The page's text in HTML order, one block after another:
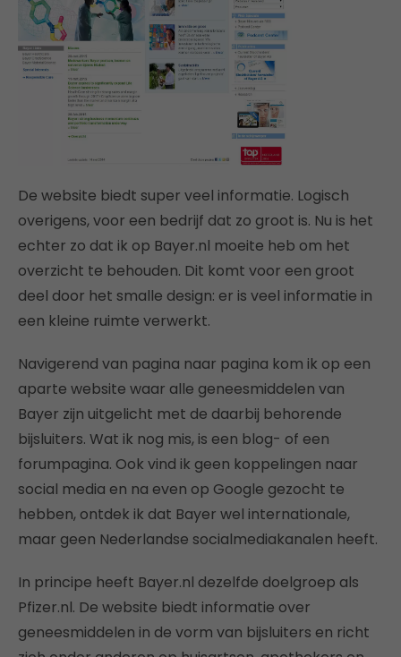
De website biedt super veel informatie. Logisch
overigens, voor een bedrijf dat zo groot is. Nu is het
echter zo dat ik op Bayer.nl moeite heb om het
overzicht te behouden. Dit komt voor een groot
deel door het smalle design: er is veel informatie in
een kleine ruimte verwerkt.
Navigerend van pagina naar pagina kom ik op een
aparte website waar alle geneesmiddelen van
Bayer zijn uitgelicht met de daarbij behorende
bijsluiters. Wat ik nog mis, is een blog- of een
forumpagina. Ook vind ik geen koppelingen naar
social media en na even op Google gezocht te
hebben, ontdek ik dat Bayer wel internationale,
maar geen Nederlandse socialmediakanalen heeft.
In principe heeft Bayer.nl dezelfde doelgroep als
Pfizer.nl. De website biedt informatie over
geneesmiddelen in de vorm van bijsluiters en richt